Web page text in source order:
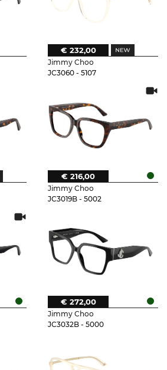
Jimmy Choo
JC3060 - 5107
€ 232,00
Jimmy Choo
JC3019B - 5002
€ 216,00
Jimmy Choo
JC3032B - 5000
€ 272,00